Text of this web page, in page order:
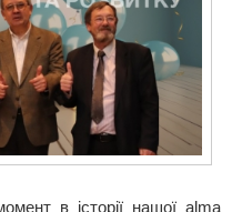
в історії нашої alma